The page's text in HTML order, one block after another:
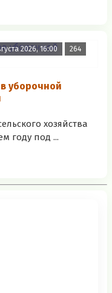
2026, 16:00 264
уборочной
хозяйства
году под ...